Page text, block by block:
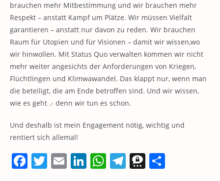
brauchen mehr Mitbestimmung und wir brauchen mehr
Respekt – anstatt Kampf um Plätze. Wir müssen Vielfalt
garantieren – anstatt nur davon zu reden. Wir brauchen
Raum für Utopien und für Visionen – damit wir wissen,wo
wir hinwollen. Mit Status Quo verwalten kommen wir nicht
mehr weiter angesichts der Anforderungen von Kriegen,
Flüchtlingen und Klimwawandel. Das klappt nur, wenn man
die beteiligt, die am Ende betroffen sind. Und wir wissen,
wie es geht .- denn wir tun es schon.
Und deshalb ist mein Engagement nötig, wichtig und
rentiert sich allemal!
F T E Li W T T